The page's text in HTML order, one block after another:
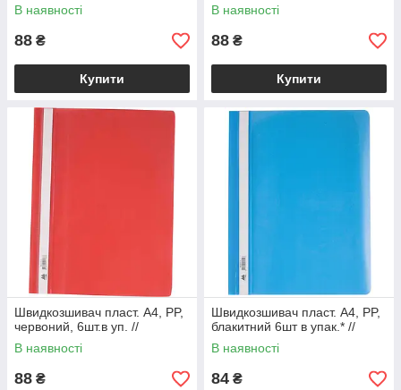
В наявності
88 ₴
Купити
В наявності
88 ₴
Купити
Швидкозшивач пласт. А4, PP,
червоний, 6шт.в уп. //
В наявності
88 ₴
Швидкозшивач пласт. А4, PP,
блакитний 6шт в упак.* //
В наявності
84 ₴